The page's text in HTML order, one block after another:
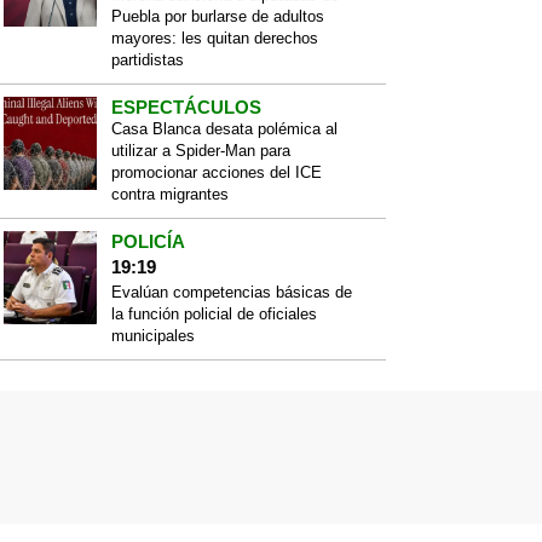
Puebla por burlarse de adultos
mayores: les quitan derechos
partidistas
ESPECTÁCULOS
Casa Blanca desata polémica al
utilizar a Spider-Man para
promocionar acciones del ICE
contra migrantes
POLICÍA
19:19
Evalúan competencias básicas de
la función policial de oficiales
municipales